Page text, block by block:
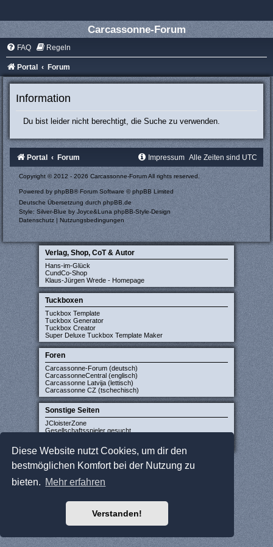
Diese Website nutzt Cookies, um dir den
bestmöglichen Komfort bei der Nutzung zu
bieten. Mehr erfahren
Verstanden!
Carcassonne-Forum
FAQ Regeln
Portal Forum
Information
Du bist leider nicht berechtigt, die Suche zu verwenden.
Portal Forum Alle Zeiten sind UTC
Impressum
Copyright © 2012 - 2026 Carcassonne-Forum All rights reserved.
Powered by phpBB® Forum Software © phpBB Limited
Deutsche Übersetzung durch phpBB.de
Style: Silver-Blue by Joyce&LunaphpBB-Style-Design
Datenschutz | Nutzungsbedingungen
Verlag, Shop, CoT & Autor
Hans-im-Glück
CundCo-Shop
Klaus-Jürgen Wrede - Homepage
Tuckboxen
Tuckbox Template
Tuckbox Generator
Tuckbox Creator
Super Deluxe Tuckbox Template Maker
Foren
Carcassonne-Forum (deutsch)
CarcassonneCentral (englisch)
Carcassonne Latvija (lettisch)
Carcassonne CZ (tschechisch)
Sonstige Seiten
JCloisterZone
Gesellschaftsspieler gesucht